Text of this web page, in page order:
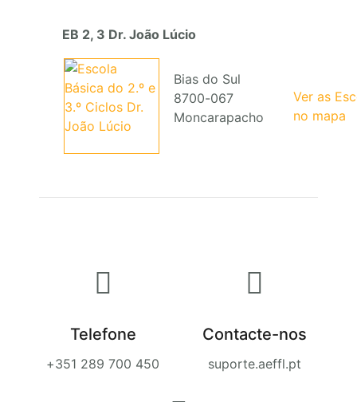
EB 2, 3 Dr. João Lúcio
Bias do Sul
8700-067
Moncarapacho
Ver as
no mapa
Telefone
+351 289 700 450
Contacte-nos
suporte.aeffl.pt